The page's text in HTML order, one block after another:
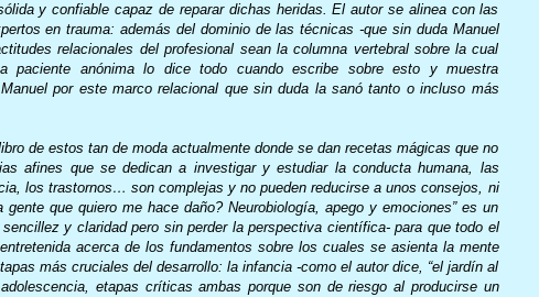
y confiable capaz de reparar dichas heridas. El autor se alinea con las
en trauma: además del dominio de las técnicas -que sin duda Manuel
relacionales del profesional sean la columna vertebral sobre la cual
paciente anónima lo dice todo cuando escribe sobre esto y muestra
por este marco relacional que sin duda la sanó tanto o incluso más
de estos tan de moda actualmente donde se dan recetas mágicas que no
afines que se dedican a investigar y estudiar la conducta humana, las
los trastornos… son complejas y no pueden reducirse a unos consejos, ni
que quiero me hace daño? Neurobiología, apego y emociones” es un
y claridad pero sin perder la perspectiva científica- para que todo el
acerca de los fundamentos sobre los cuales se asienta la mente
más cruciales del desarrollo: la infancia -como el autor dice, “el jardín al
etapas críticas ambas porque son de riesgo al producirse un